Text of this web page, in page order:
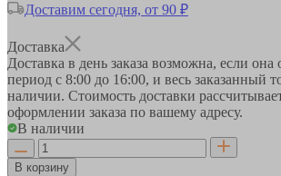
Доставим сегодня, от 90 ₽
Доставка
Доставка в день заказа возможна, если
период с 8:00 до 16:00, и весь заказанный
наличии. Стоимость доставки
оформлении заказа по вашему адресу.
В наличии
В корзину